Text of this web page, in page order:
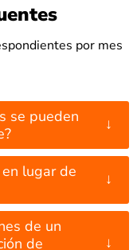
por mes
se pueden
↓
lugar de
↓
de un
de
↓